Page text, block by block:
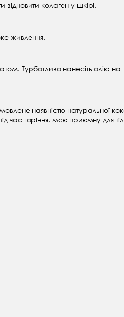
колаген у шкірі.
живлення.
Турботливо нанесіть олію на
наявністю натуральної
час горіння, має приємну для